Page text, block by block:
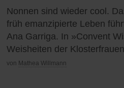
Nonnen sind wieder cool.
früh emanzipierte Leben
Ana Garriga. In »Convent
Weisheiten der
von Mathea Willmann